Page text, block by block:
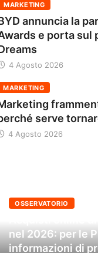
MARKETING
annuncia la
e porta sul
4 Agosto 2026
MARKETING
serve
4 Agosto 2026
OSSERVATORIO
nel 2026: per le
informazioni di